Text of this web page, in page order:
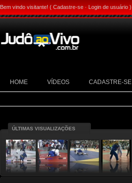
Bem vindo visitante! ( Cadastre-se · Login de usuário )
HOME VÍDEOS CADASTRE-SE
ÚLTIMAS VISUALIZAÇÕES